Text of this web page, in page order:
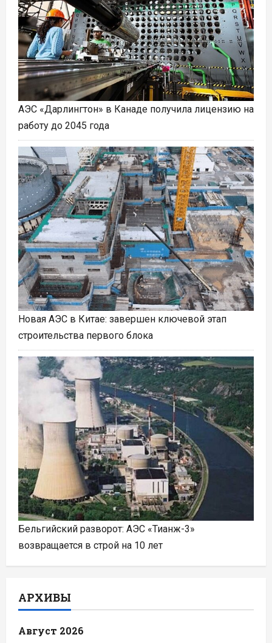
АЭС «Дарлингтон» в Канаде получила лицензию на
работу до 2045 года
Новая АЭС в Китае: завершен ключевой этап
строительства первого блока
Бельгийский разворот: АЭС «Тианж-3»
возвращается в строй на 10 лет
АРХИВЫ
Август 2026